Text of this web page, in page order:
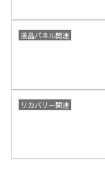
液晶パネル関連
リカバリー関連